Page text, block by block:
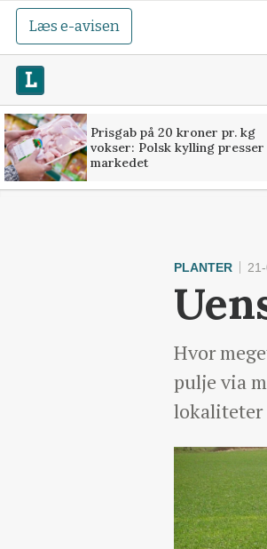
Læs e-avisen
Prisgab på 20 kroner pr. kg
vokser: Polsk kylling presser
markedet
PLANTER
Hvor
pulje via
lokaliteter